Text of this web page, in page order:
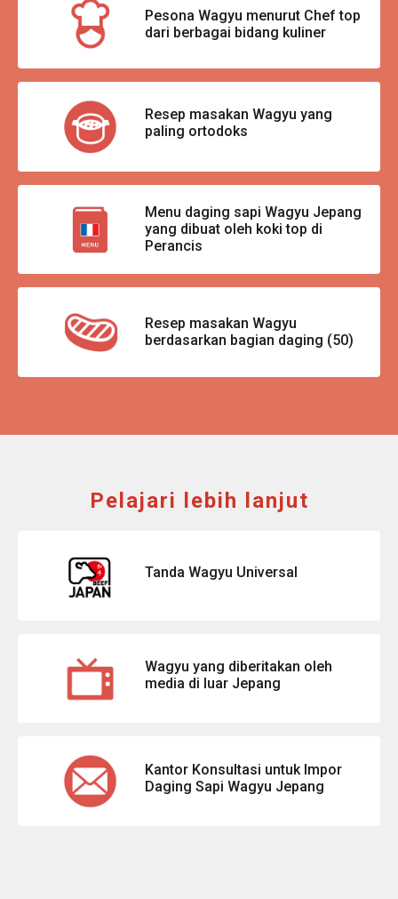
Pesona Wagyu menurut Chef top
dari berbagai bidang kuliner
Resep masakan Wagyu yang
paling ortodoks
Menu daging sapi Wagyu Jepang
yang dibuat oleh koki top di
Perancis
Resep masakan Wagyu
berdasarkan bagian daging (50)
Pelajari lebih lanjut
Tanda Wagyu Universal
Wagyu yang diberitakan oleh
media di luar Jepang
Kantor Konsultasi untuk Impor
Daging Sapi Wagyu Jepang